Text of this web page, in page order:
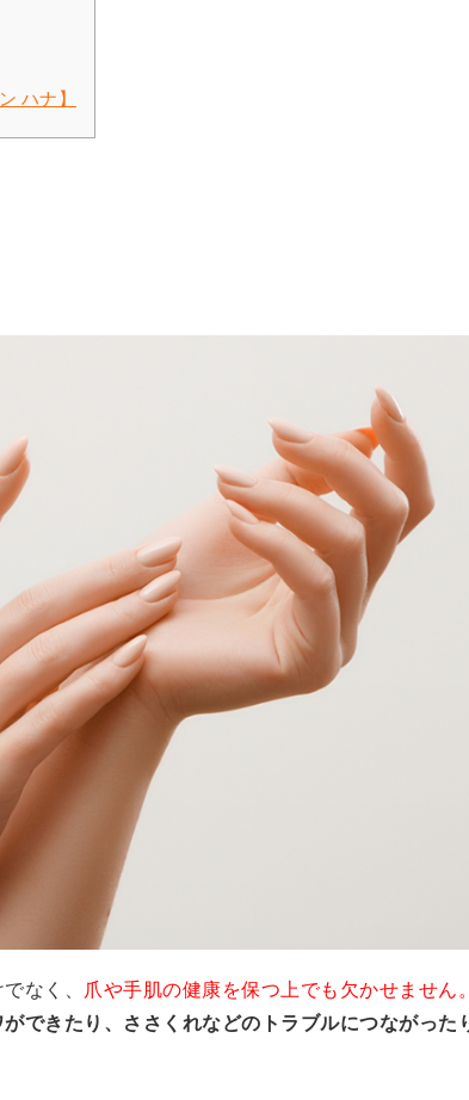
ハナ】
なく、 爪や手肌の健康を保つ上でも欠かせません。
できたり、ささくれなどのトラブルにつながった